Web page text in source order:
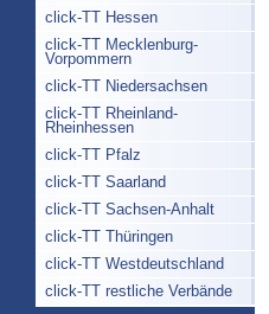
click-TT Hessen
click-TT Mecklenburg-
Vorpommern
click-TT Niedersachsen
click-TT Rheinland-
Rheinhessen
click-TT Pfalz
click-TT Saarland
click-TT Sachsen-Anhalt
click-TT Thüringen
click-TT Westdeutschland
click-TT restliche Verbände